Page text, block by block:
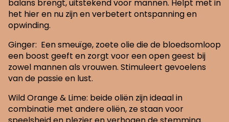
balans brengt, uitstekend voor mannen. Helpt met in
het hier en nu zijn en verbetert ontspanning en
opwinding.
Ginger: Een smeuïge, zoete olie die de bloedsomloop
een boost geeft en zorgt voor een open geest bij
zowel mannen als vrouwen. Stimuleert gevoelens
van de passie en lust.
Wild Orange & Lime: beide oliën zijn ideaal in
combinatie met andere oliën, ze staan voor